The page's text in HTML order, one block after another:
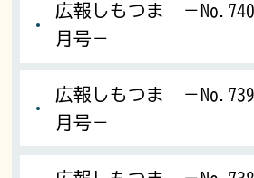
広報しもつま －
月号－
広報しもつま －
月号－